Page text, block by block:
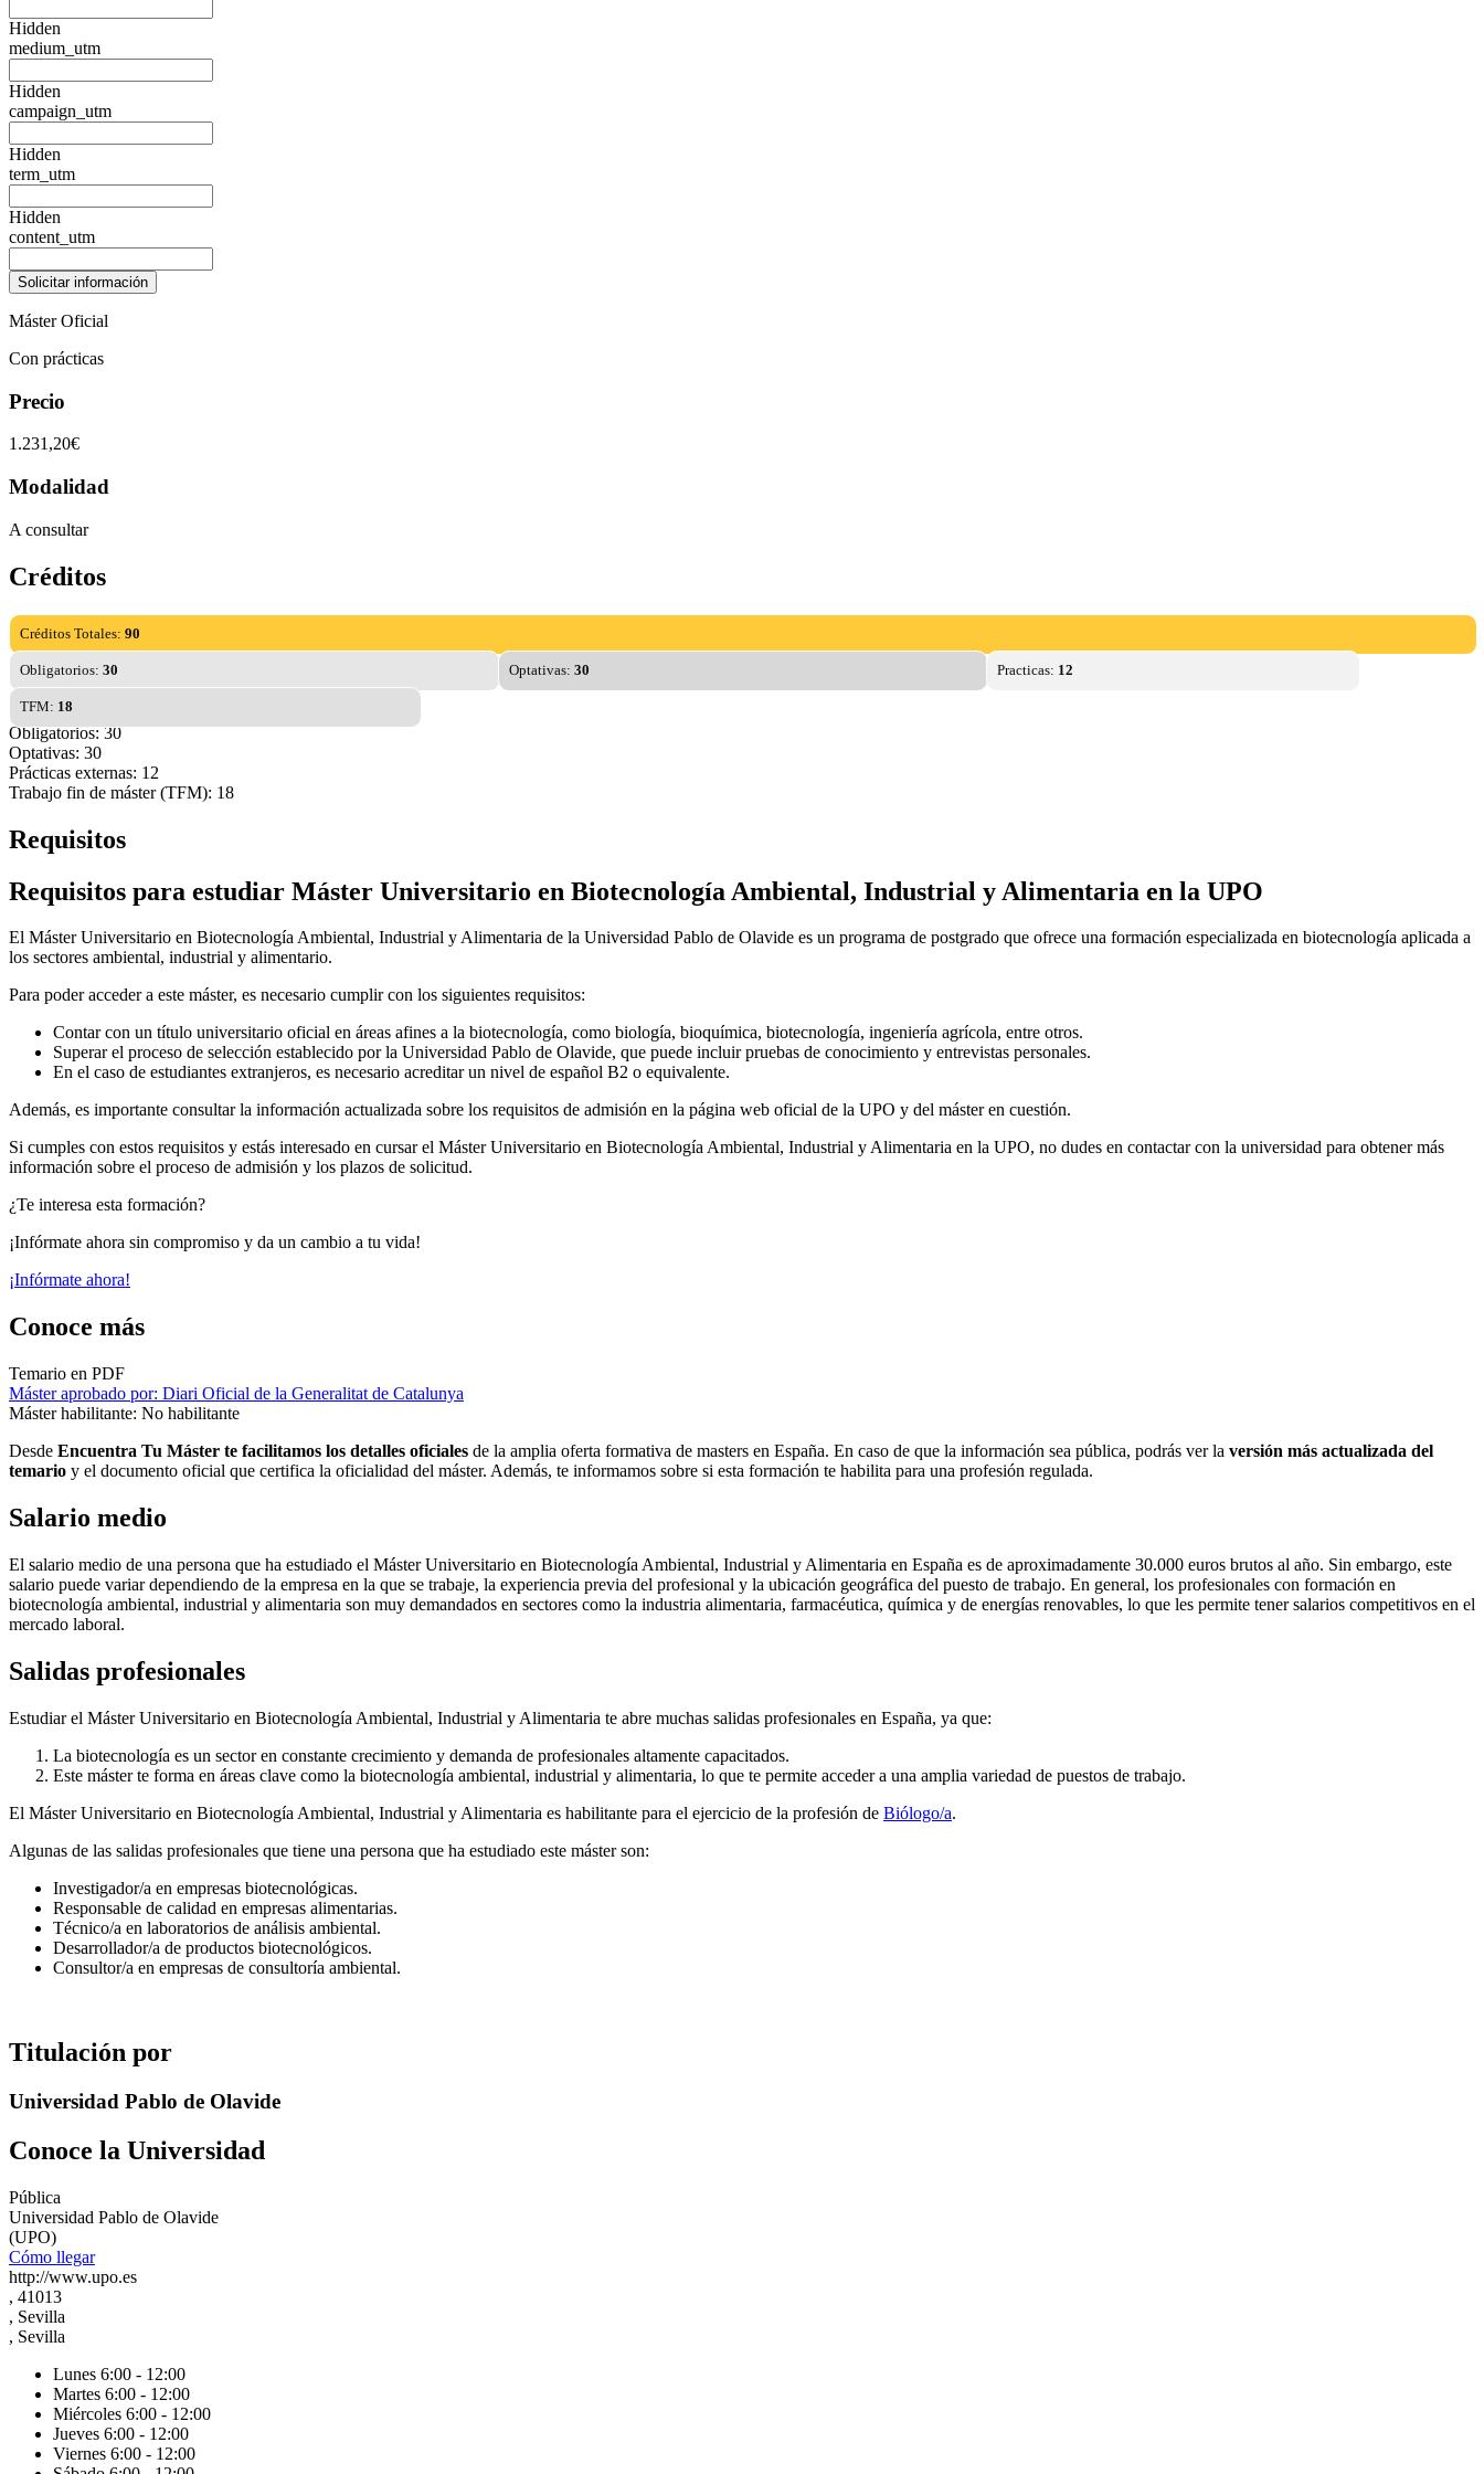
Hidden
medium_utm
Hidden
campaign_utm
Hidden
term_utm
Hidden
content_utm
Máster Oficial
Con prácticas
Precio
1.231,20€
Modalidad
A consultar
Créditos
Créditos Totales: 90
Obligatorios: 30 Optativas: 30 Practicas: 12
TFM: 18
Obligatorios: 30
Optativas: 30
Prácticas externas: 12
Trabajo fin de máster (TFM): 18
Requisitos
Requisitos para estudiar Máster Universitario en Biotecnología Ambiental, Industrial y Alimentaria en la UPO
El Máster Universitario en Biotecnología Ambiental, Industrial y Alimentaria de la Universidad Pablo de Olavide es un programa de postgrado que ofrece una formación especializada en biotecnología aplicada a
los sectores ambiental, industrial y alimentario.
Para poder acceder a este máster, es necesario cumplir con los siguientes requisitos:
Contar con un título universitario oficial en áreas afines a la biotecnología, como biología, bioquímica, biotecnología, ingeniería agrícola, entre otros.
Superar el proceso de selección establecido por la Universidad Pablo de Olavide, que puede incluir pruebas de conocimiento y entrevistas personales.
En el caso de estudiantes extranjeros, es necesario acreditar un nivel de español B2 o equivalente.
Además, es importante consultar la información actualizada sobre los requisitos de admisión en la página web oficial de la UPO y del máster en cuestión.
Si cumples con estos requisitos y estás interesado en cursar el Máster Universitario en Biotecnología Ambiental, Industrial y Alimentaria en la UPO, no dudes en contactar con la universidad para obtener más
información sobre el proceso de admisión y los plazos de solicitud.
¿Te interesa esta formación?
¡Infórmate ahora sin compromiso y da un cambio a tu vida!
¡Infórmate ahora!
Conoce más
Temario en PDF
Máster aprobado por: Diari Oficial de la Generalitat de Catalunya
Máster habilitante: No habilitante
Desde Encuentra Tu Máster te facilitamos los detalles oficiales de la amplia oferta formativa de masters en España. En caso de que la información sea pública, podrás ver la versión más actualizada del
temario y el documento oficial que certifica la oficialidad del máster. Además, te informamos sobre si esta formación te habilita para una profesión regulada.
Salario medio
El salario medio de una persona que ha estudiado el Máster Universitario en Biotecnología Ambiental, Industrial y Alimentaria en España es de aproximadamente 30.000 euros brutos al año. Sin embargo, este
salario puede variar dependiendo de la empresa en la que se trabaje, la experiencia previa del profesional y la ubicación geográfica del puesto de trabajo. En general, los profesionales con formación en
biotecnología ambiental, industrial y alimentaria son muy demandados en sectores como la industria alimentaria, farmacéutica, química y de energías renovables, lo que les permite tener salarios competitivos en el
mercado laboral.
Salidas profesionales
Estudiar el Máster Universitario en Biotecnología Ambiental, Industrial y Alimentaria te abre muchas salidas profesionales en España, ya que:
La biotecnología es un sector en constante crecimiento y demanda de profesionales altamente capacitados.
Este máster te forma en áreas clave como la biotecnología ambiental, industrial y alimentaria, lo que te permite acceder a una amplia variedad de puestos de trabajo.
El Máster Universitario en Biotecnología Ambiental, Industrial y Alimentaria es habilitante para el ejercicio de la profesión de Biólogo/a.
Algunas de las salidas profesionales que tiene una persona que ha estudiado este máster son:
Investigador/a en empresas biotecnológicas.
Responsable de calidad en empresas alimentarias.
Técnico/a en laboratorios de análisis ambiental.
Desarrollador/a de productos biotecnológicos.
Consultor/a en empresas de consultoría ambiental.
Titulación por
Universidad Pablo de Olavide
Conoce la Universidad
Pública
Universidad Pablo de Olavide
(UPO)
Cómo llegar
http://www.upo.es
, 41013
, Sevilla
, Sevilla
Lunes 6:00 - 12:00
Martes 6:00 - 12:00
Miércoles 6:00 - 12:00
Jueves 6:00 - 12:00
Viernes 6:00 - 12:00